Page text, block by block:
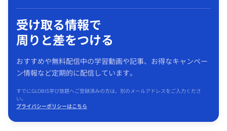
受け取る情報で
周りと差をつける
おすすめや無料配信中の学習動画や記事、お得なキャンペー
ン情報など定期的に配信しています。
すでにGLOBIS学び放題へご登録済みの方は、別のメールアドレスをご入力くださ
い。
プライバシーポリシーはこちら